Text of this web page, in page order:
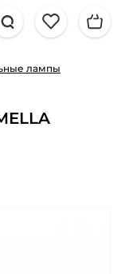
лампы